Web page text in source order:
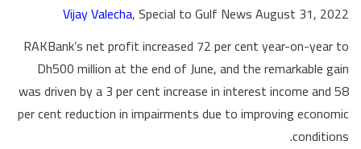
Vijay Valecha, Special to Gulf News August 31, 2022
RAKBank’s net profit increased 72 per cent year-on-year to
Dh500 million at the end of June, and the remarkable gain
was driven by a 3 per cent increase in interest income and 58
per cent reduction in impairments due to improving economic
conditions.